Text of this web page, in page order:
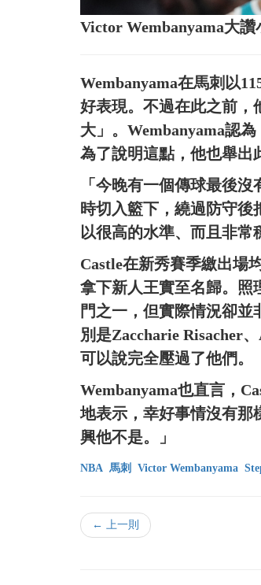
Victor Wembanyama大
Wembanyama在馬刺以
好表現。不過在此之前，
大」。Wembanyama認
為了說明這點，他也舉出
「今晚有一個傳球最後
時切入籃下，繞過防守後
以很高的水準、而且非常
Castle在新秀賽季繳出場
拿下新人王實至名歸。照
門之一，但實際情況卻
別是Zaccharie Risacher
可以說完全壓過了他們。
Wembanyama也直言，
地表示，幸好事情沒有那
興他不是。」
NBA 馬刺 Victor Wembanyama
← 上一則